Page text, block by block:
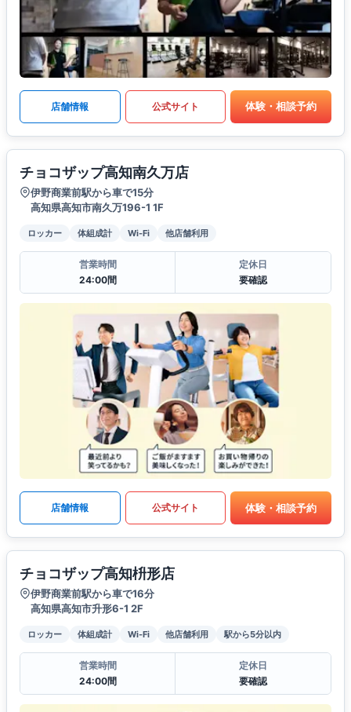
店舗情報 公式サイト 体験・相談予約
チョコザップ高知南久万店
伊野商業前駅から車で15分
高知県高知市南久万196-1 1F
ロッカー 体組成計 Wi-Fi 他店舗利用
営業時間
24:00間
定休日
要確認
店舗情報 公式サイト 体験・相談予約
チョコザップ高知枡形店
伊野商業前駅から車で16分
高知県高知市升形6-1 2F
ロッカー 体組成計 Wi-Fi 他店舗利用 駅から5分以内
営業時間
24:00間
定休日
要確認